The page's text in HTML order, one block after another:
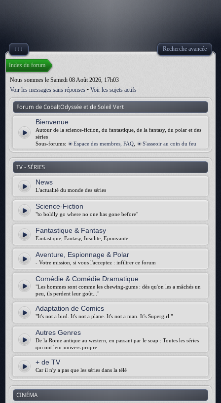
↓↓↓ Recherche avancée
Index du forum
Nous sommes le Samedi 08 Août 2026, 17h03
Voir les messages sans réponses • Voir les sujets actifs
Forum de CobaltOdyssée et de Soleil Vert
Bienvenue
Autour de la science-fiction, du fantastique, de la fantasy, du polar et des
séries
Sous-forums:
Espace des membres, FAQ S'asseoir au coin du feu
TV - SÉRIES
News
L'actualité du monde des séries
Science-Fiction
"to boldly go where no one has gone before"
Fantastique & Fantasy
Fantastique, Fantasy, Insolite, Epouvante
Aventure, Espionnage & Polar
- Votre mission, si vous l'acceptez : infiltrer ce forum
Comédie & Comédie Dramatique
"Les hommes sont comme les chewing-gums : dès qu'on les a mâchés un
peu, ils perdent leur goût..."
Adaptation de Comics
"It's not a bird. It's not a plane. It's not a man. It's Supergirl."
Autres Genres
De la Rome antique au western, en passant par le soap : Toutes les séries
qui ont leur univers propre
+ de TV
Car il n'y a pas que les séries dans la télé
CINÉMA